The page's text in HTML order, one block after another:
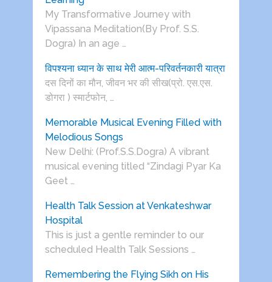
My Transformative Journey with
Vipassana Meditation(By Prof. S.S.
Dogra) In an age …
विपश्यना ध्यान के साथ मेरी आत्म-परिवर्तनकारी यात्रा
दस दिनों का मौन, जीवन भर की सीख(प्रो. एस.एस.
डोगरा ) स्मार्टफोन, …
Memorable Musical Evening Filled with
Melodious Songs
New Delhi: (Prof.S.S.Dogra) A vibrant
musical evening titled “Zindagi Pyar Ka
Geet …
Health Talk Session at Venkateshwar
Hospital
This is just a gentle reminder to our
scheduled Health Talk Sessions …
Remembering the Flying Sikh on His